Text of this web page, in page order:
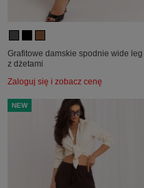
Grafitowe damskie spodnie wide leg
z dżetami
Zaloguj się i zobacz cenę
NEW